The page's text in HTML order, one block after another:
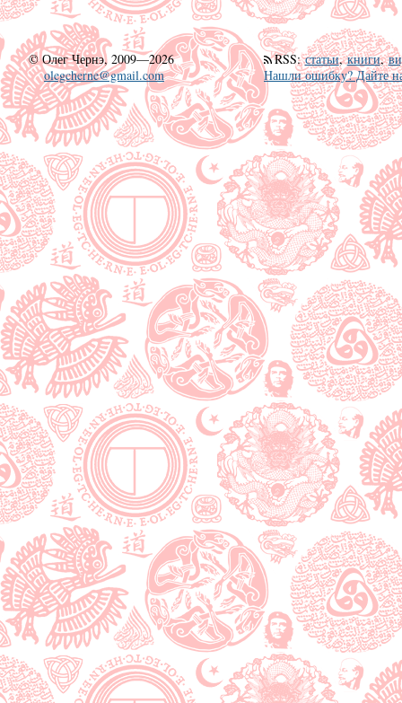
©Олег Чернэ, 2009—2026
olegcherne@gmail.com
RSS:статьи,книги,
Нашли ошибку? Дайте